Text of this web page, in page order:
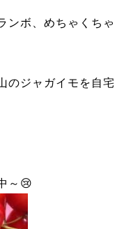
ンボ、めちゃくちゃ
のジャガイモを自宅
～😢